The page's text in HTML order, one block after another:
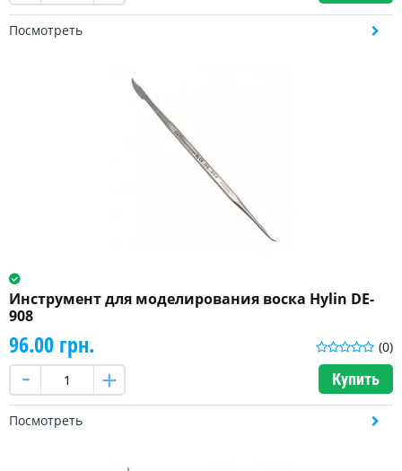
Посмотреть
Инструмент для моделирования воска Hylin DE-
908
(0)
96.00 грн.
Купить
Посмотреть